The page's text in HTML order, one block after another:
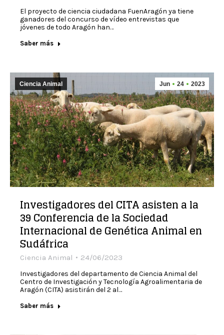
El proyecto de ciencia ciudadana FuenAragón ya tiene
ganadores del concurso de vídeo entrevistas que
jóvenes de todo Aragón han…
Saber más
Jun 24 2023
Ciencia Animal
Investigadores del CITA asisten a la
39 Conferencia de la Sociedad
Internacional de Genética Animal en
Sudáfrica
Ciencia Animal 24/06/2023
Investigadores del departamento de Ciencia Animal del
Centro de Investigación y Tecnología Agroalimentaria de
Aragón (CITA) asistirán del 2 al…
Saber más